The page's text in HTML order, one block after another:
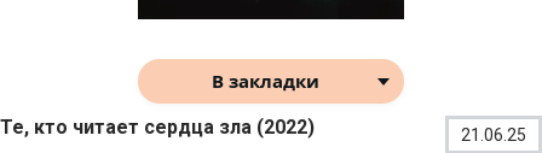
В закладки
Те, кто читает сердца зла (2022) 21.06.25